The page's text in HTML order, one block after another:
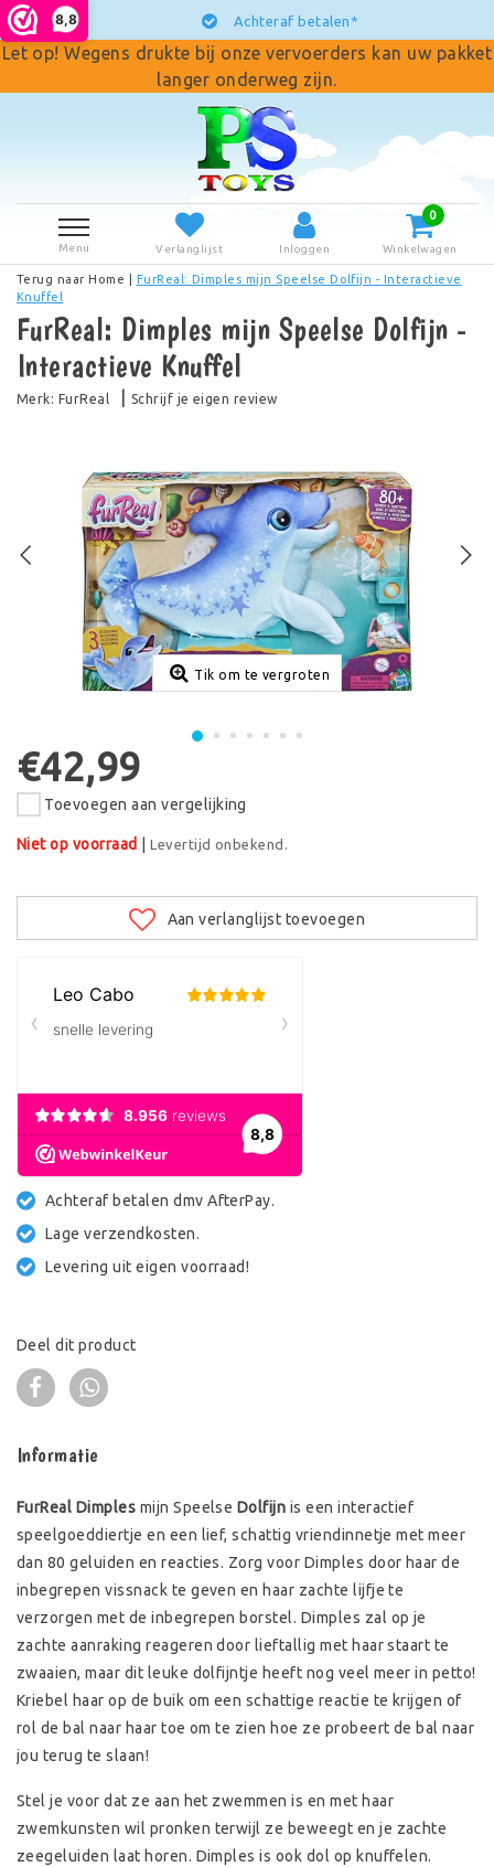
8,8 Achteraf betalen*
Let op! Wegens drukte bij onze vervoerders kan uw pakket
langer onderweg zijn.
Menu Verlanglijst Inloggen
0
Winkelwagen
Terug naar Home
FurReal: Dimples mijn Speelse Dolfijn - Interactieve
Knuffel
FurReal: Dimples mijn Speelse Dolfijn -
Interactieve Knuffel
Merk: FurReal Schrijf je eigen review
Tik om te vergroten
€42,99
Toevoegen aan vergelijking
Niet op voorraad |Levertijd onbekend.
Aan verlanglijst toevoegen
Achteraf betalen dmv AfterPay.
Lage verzendkosten.
Levering uit eigen voorraad!
Deel dit product
Informatie
FurReal Dimples mijn Speelse Dolfijn is een interactief
speelgoeddiertje en een lief, schattig vriendinnetje met meer
dan 80 geluiden en reacties. Zorg voor Dimples door haar de
inbegrepen vissnack te geven en haar zachte lijfje te
verzorgen met de inbegrepen borstel. Dimples zal op je
zachte aanraking reageren door lieftallig met haar staart te
zwaaien, maar dit leuke dolfijntje heeft nog veel meer in petto!
Kriebel haar op de buik om een schattige reactie te krijgen of
rol de bal naar haar toe om te zien hoe ze probeert de bal naar
jou terug te slaan!
Stel je voor dat ze aan het zwemmen is en met haar
zwemkunsten wil pronken terwijl ze beweegt en je zachte
zeegeluiden laat horen. Dimples is ook dol op knuffelen.